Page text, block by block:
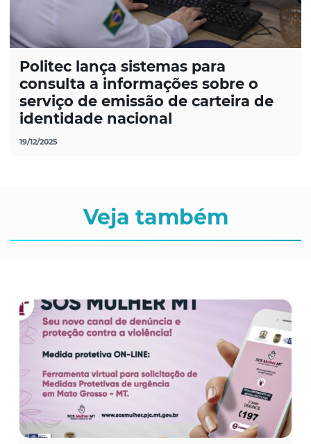
Politec lança sistemas para
consulta a informações sobre o
serviço de emissão de carteira de
identidade nacional
19/12/2025
Veja também